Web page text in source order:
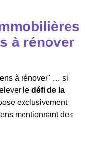
à rénover
à rénover" … si
le défi de la
exclusivement
mentionnant des